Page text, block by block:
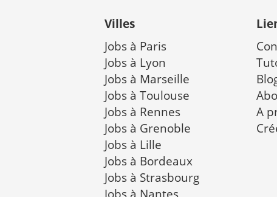
Villes
Jobs à Paris
Jobs à Lyon
Jobs à Marseille
Jobs à Toulouse
Jobs à Rennes
Jobs à Grenoble
Jobs à Lille
Jobs à Bordeaux
Jobs à Strasbourg
Jobs à Nantes
A